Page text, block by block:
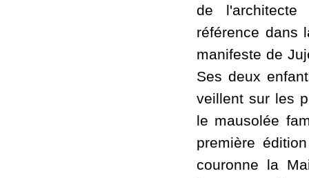
de l'architecte
référence dans
manifeste de
Ses deux
veillent sur les
le mausolée
première
couronne la